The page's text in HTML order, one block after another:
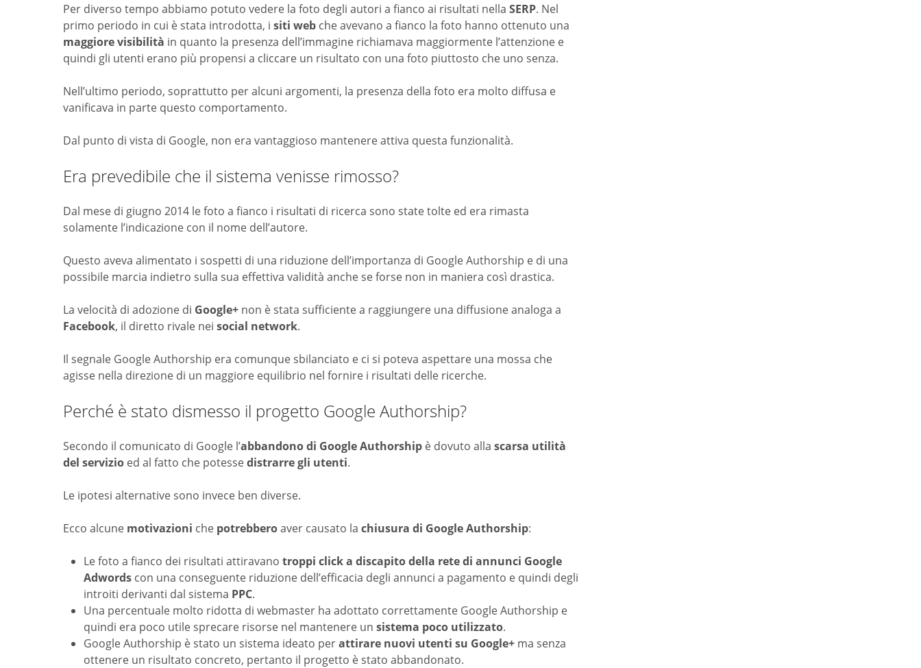
Per diverso tempo abbiamo potuto vedere la foto degli autori a fianco ai risultati nella SERP. Nel
primo periodo in cui è stata introdotta, i siti web che avevano a fianco la foto hanno ottenuto una
maggiore visibilità in quanto la presenza dell’immagine richiamava maggiormente l’attenzione e
quindi gli utenti erano più propensi a cliccare un risultato con una foto piuttosto che uno senza.
Nell’ultimo periodo, soprattutto per alcuni argomenti, la presenza della foto era molto diffusa e
vanificava in parte questo comportamento.
Dal punto di vista di Google, non era vantaggioso mantenere attiva questa funzionalità.
Era prevedibile che il sistema venisse rimosso?
Dal mese di giugno 2014 le foto a fianco i risultati di ricerca sono state tolte ed era rimasta
solamente l’indicazione con il nome dell’autore.
Questo aveva alimentato i sospetti di una riduzione dell’importanza di Google Authorship e di una
possibile marcia indietro sulla sua effettiva validità anche se forse non in maniera così drastica.
La velocità di adozione di Google+ non è stata sufficiente a raggiungere una diffusione analoga a
Facebook, il diretto rivale nei social network.
Il segnale Google Authorship era comunque sbilanciato e ci si poteva aspettare una mossa che
agisse nella direzione di un maggiore equilibrio nel fornire i risultati delle ricerche.
Perché è stato dismesso il progetto Google Authorship?
Secondo il comunicato di Google l’abbandono di Google Authorship è dovuto alla scarsa utilità
del servizio ed al fatto che potessedistrarre gli utenti.
Le ipotesi alternative sono invece ben diverse.
Ecco alcune motivazioni che potrebberoaver causato la chiusura di Google Authorship:
Le foto a fianco dei risultati attiravano troppi click a discapito della rete di annunci Google
Adwords con una conseguente riduzione dell’efficacia degli annunci a pagamento e quindi degli
introiti derivanti dal sistema PPC.
Una percentuale molto ridotta di webmaster ha adottato correttamente Google Authorship e
quindi era poco utile sprecare risorse nel mantenere un sistema poco utilizzato.
Google Authorship è stato un sistema ideato perattirare nuovi utenti su Google+ ma senza
ottenere un risultato concreto, pertanto il progetto è stato abbandonato.